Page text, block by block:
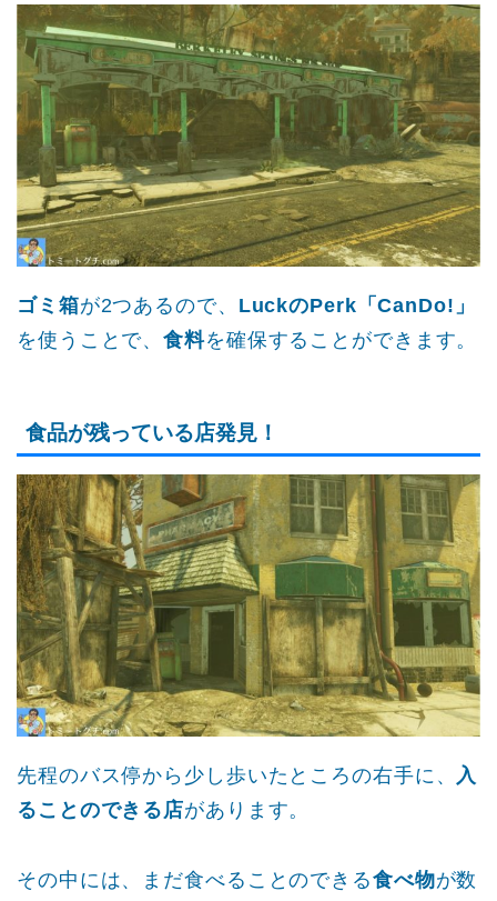
ゴミ箱が2つあるので、 LuckのPerk「CanDo!」
を使うことで、食料を確保することができます。
食品が残っている店発見！
先程のバス停から少し歩いたところの右手に、 入
ることのできる店があります。
その中には、まだ食べることのできる食べ物が数